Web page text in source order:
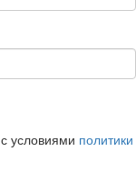
условиями политики